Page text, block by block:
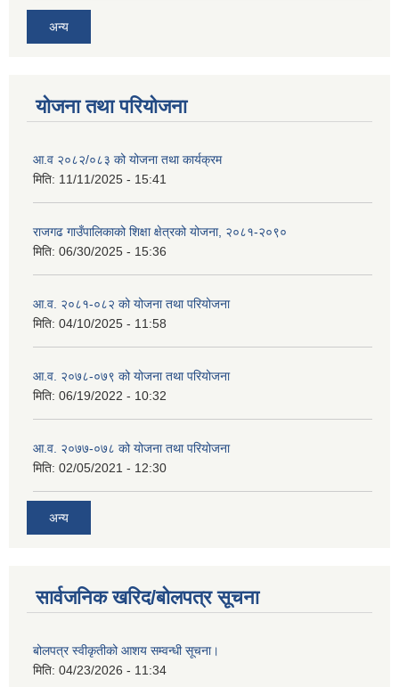
अन्य
योजना तथा परियोजना
आ.व २०८२/०८३ को योजना तथा कार्यक्रम
मिति: 11/11/2025 - 15:41
राजगढ गाउँपालिकाको शिक्षा क्षेत्रको योजना, २०८१-२०९०
मिति: 06/30/2025 - 15:36
आ.व. २०८१-०८२ को योजना तथा परियोजना
मिति: 04/10/2025 - 11:58
आ.व. २०७८-०७९ को योजना तथा परियोजना
मिति: 06/19/2022 - 10:32
आ.व. २०७७-०७८ को योजना तथा परियोजना
मिति: 02/05/2021 - 12:30
अन्य
सार्वजनिक खरिद/बोलपत्र सूचना
बोलपत्र स्वीकृतीको आशय सम्वन्धी सूचना।
मिति: 04/23/2026 - 11:34